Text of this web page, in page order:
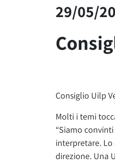
29/05/
Consiglio Uilp
Molti i temi
“Siamo
interpretare. Lo
direzione. Una